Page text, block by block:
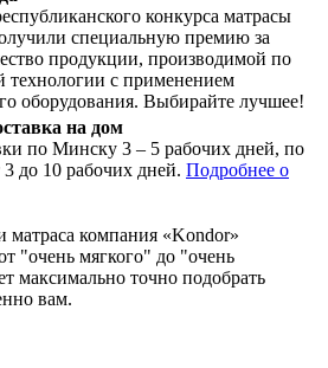
конкурса матрасы
специальную премию за
продукции, производимой по
технологии с применением
оборудования. Выбирайте лучшее!
на дом
по Минску 3 – 5 рабочих дней, по
3 до 10 рабочих дней. Подробнее о
матраса компания «Kondor»
"очень мягкого" до "очень
максимально точно подобрать
вам.